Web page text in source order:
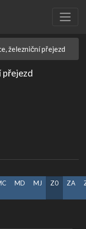
železniční přejezd
přejezd
MD MJ Z0 ZA